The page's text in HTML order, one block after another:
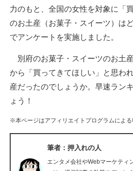
ITの今と未来を見通す
スマホと通信の最新トレンド
ビジネスと働き方のヒント
経営リーダーのコミュニティ
力のもと、全国の女性を対象に「
のお土産（お菓子・スイーツ）は
でアンケートを実施しました。
別府のお菓子・スイーツのお土
から「買ってきてほしい」と思わ
産だったのでしょうか。早速ラン
ょう！
※本ページはアフィリエイトプログラムによ
筆者：押入れの人
エンタメ会社やWebマーケティ